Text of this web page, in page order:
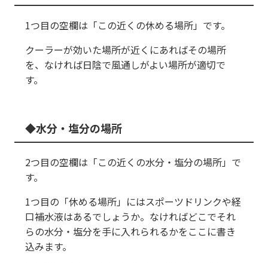
1つ目の空欄は「この近くの休める場所」です。
クーラーが効いた場所が近くにあればその場所
を、なければ日陰で風通しがよい場所が適切で
す。
水分・塩分の場所
2つ目の空欄は「この近くの水分・塩分の場所」で
す。
1つ目の「休める場所」にはスポーツドリンクや経
口補水液はあるでしょうか。なければどこでそれ
らの水分・塩分を手に入れられるかをここに書き
込みます。